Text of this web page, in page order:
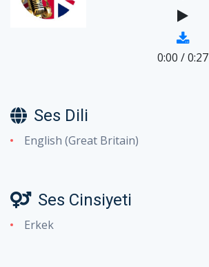
0:00 /0:27
Ses Dili
English (Great Britain)
Ses Cinsiyeti
Erkek